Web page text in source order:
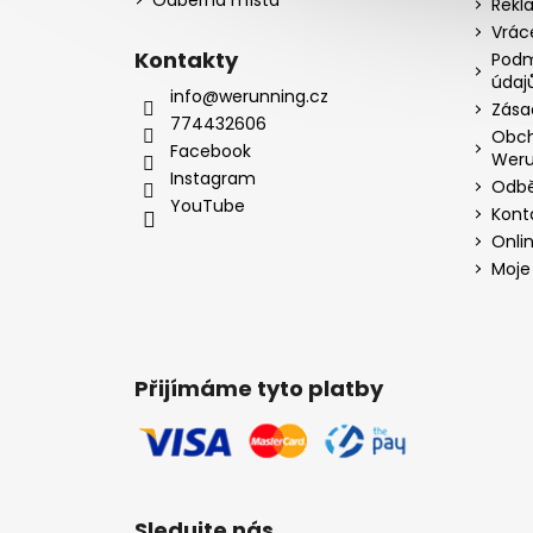
Kontakty
info@werunning.cz
774432606
Facebook
Instagram
YouTube
Přijímáme tyto platby